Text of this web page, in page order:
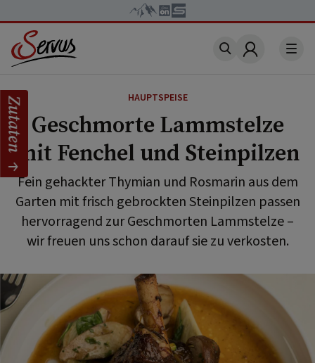
Account
HAUPTSPEISE
Geschmorte Lammstelze
mit Fenchel und Steinpilzen
Fein gehackter Thymian und Rosmarin aus dem
Garten mit frisch gebrockten Steinpilzen passen
hervorragend zur Geschmorten Lammstelze –
wir freuen uns schon darauf sie zu verkosten.
Zutaten